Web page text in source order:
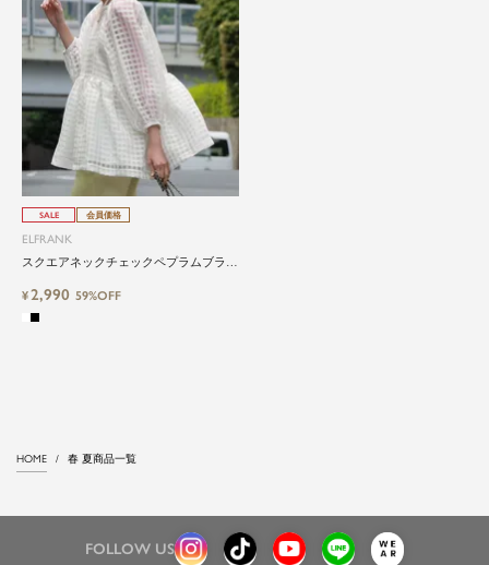
SALE 会員価格
ELFRANK
スクエアネックチェックペプラムブラウ
¥2,990 59%OFF
HOME 春 夏商品一覧
FOLLOW US